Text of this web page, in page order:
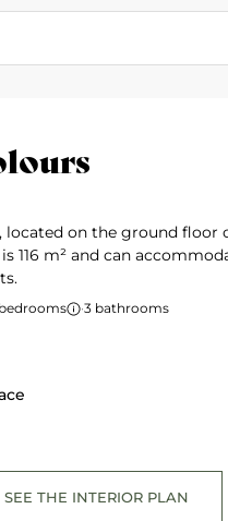
located on the ground floor
116 m² and can
·3 bathrooms
SEE THE INTERIOR PLAN